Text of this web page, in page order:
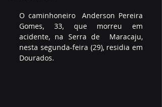
O caminhoneiro  Anderson Pereira
Gomes, 33, que morreu em
acidente, na Serra de  Maracaju,
nesta segunda-feira (29), residia em
Dourados.